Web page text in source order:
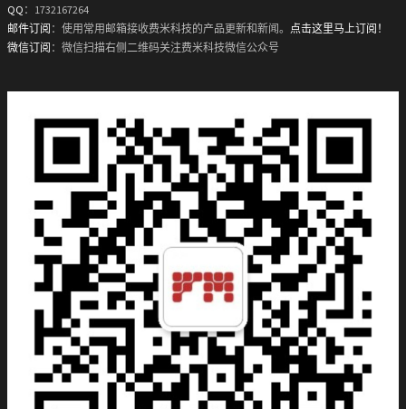
QQ ：1732167264
邮件订阅 ：使用常用邮箱接收费米科技的产品更新和新闻。 点击这里马上订阅！
微信订阅 ：微信扫描右侧二维码关注费米科技微信公众号